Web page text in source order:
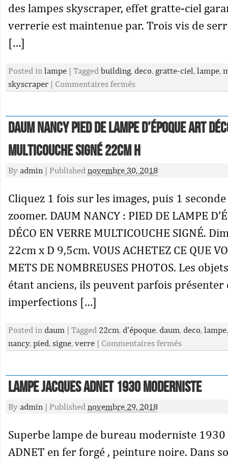
des lampes skyscraper, effet gratte-ciel
verrerie est maintenue par. Trois vis de
[…]
Posted in lampe | Tagged building, deco, gratte-ciel, lampe,
skyscraper | Commentaires fermés
Daum Nancy Pied De Lampe D’époque Art
Multicouche Signé 22cm H
By admin | Published novembre 30, 2018
Cliquez 1 fois sur les images, puis 1
zoomer. DAUM NANCY : PIED DE LAMPE
DÉCO EN VERRE MULTICOUCHE SIGNÉ.
22cm x D 9,5cm. VOUS ACHETEZ CE QUE
METS DE NOMBREUSES PHOTOS. Les
étant anciens, ils peuvent parfois présenter
imperfections […]
Posted in daum | Tagged 22cm, d'époque, daum, deco, lampe
nancy, pied, signe, verre | Commentaires fermés
Lampe Jacques Adnet 1930 Moderniste
By admin | Published novembre 29, 2018
Superbe lampe de bureau moderniste 1930
ADNET en fer forgé , peinture noire. Dans